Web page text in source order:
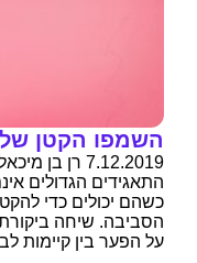
השמפו הקטן
7.12.2019 רן בן מיכאל
התאגידים הגדולים
כשהם יכולים כדי
הסביבה. שיחה
על הפער בין קיימות